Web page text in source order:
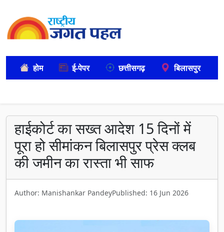
होम ई-पेपर छत्तीसगढ़ बिलासपुर
हाईकोर्ट का सख्त आदेश 15 दिनों में
पूरा हो सीमांकन बिलासपुर प्रेस क्लब
की जमीन का रास्ता भी साफ
Author: Manishankar PandeyPublished: 16 Jun 2026